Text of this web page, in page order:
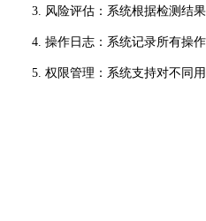
3. 风险评估：系统根据检测结果
4. 操作日志：系统记录所有操作
5. 权限管理：系统支持对不同用